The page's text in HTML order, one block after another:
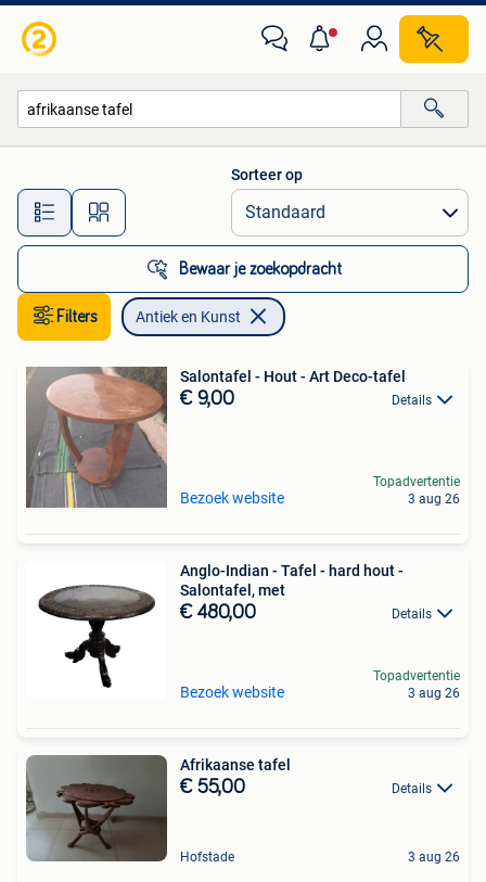
Alle afstanden…
Sorteer op
Bewaar je zoekopdracht
Filters Antiek en Kunst
Salontafel - Hout - Art Deco-tafel
€ 9,00 Details
Bezoek website
Topadvertentie
3 aug 26
Anglo-Indian - Tafel - hard hout -
Salontafel, met
€ 480,00 Details
Bezoek website
Topadvertentie
3 aug 26
Afrikaanse tafel
€ 55,00 Details
Hofstade 3 aug 26